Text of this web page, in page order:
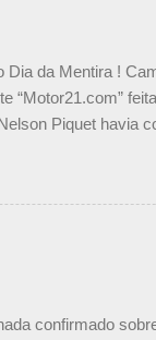
Dia da Mentira !
“Motor21.com”
Piquet havia
foi taxativo ao
nós recebemos
não podemos ter
confirmado